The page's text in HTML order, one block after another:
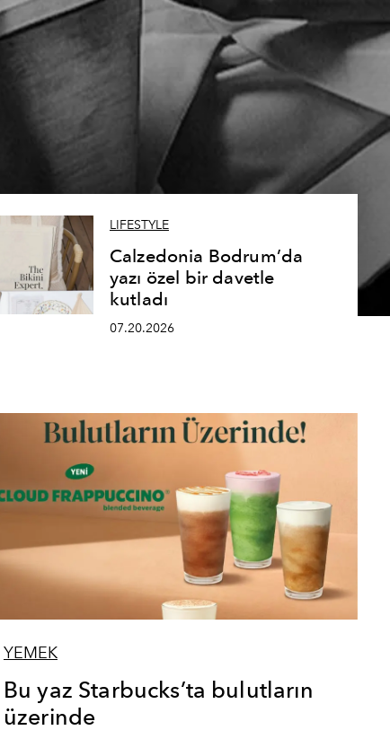
LIFESTYLE
Calzedonia Bodrum’da
yazı özel bir davetle
kutladı
07.20.2026
YEMEK
Bu yaz Starbucks’ta bulutların
üzerinde